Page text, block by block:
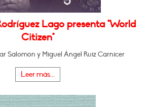
Lago presenta "World
Citizen"
Salomón y Miguel Ángel Ruiz Carnicer
Leer más...